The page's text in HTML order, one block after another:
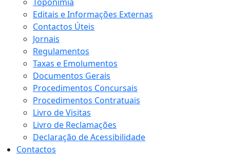
Editais e Informações Externas
Contactos Úteis
Jornais
Regulamentos
Taxas e Emolumentos
Documentos Gerais
Procedimentos Concursais
Procedimentos Contratuais
Livro de Visitas
Livro de Reclamações
Declaração de Acessibilidade
Contactos